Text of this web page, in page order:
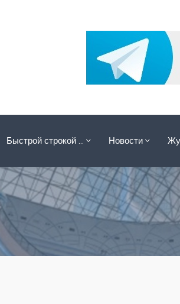
Быстрой строкой … Новости